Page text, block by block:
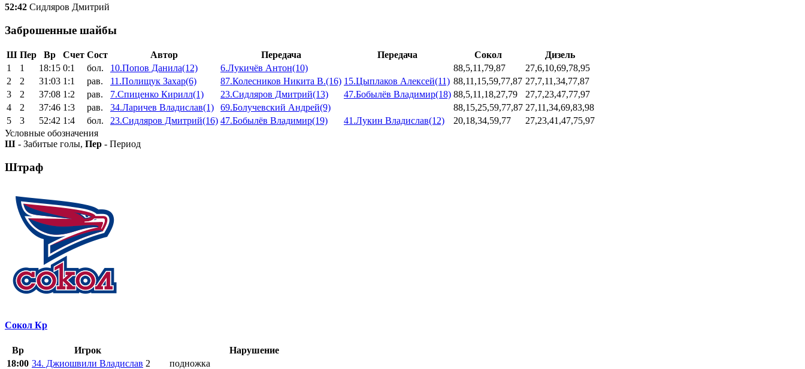
52:42 Сидляров Дмитрий
Заброшенные шайбы
Ш Пер Вр Счет Сост Автор Передача Передача Сокол
Дизель
1
1 18:15 0:1 бол. 10.Попов Данила(12) 6.Лукичёв Антон(10) 88,5,11,79,87
27,6,10,69,78,95
2
2 31:03 1:1 рав. 11.Полищук Захар(6) 87.Колесников Никита В.(16) 15.Цыплаков Алексей(11) 88,11,15,59,77,87 27,7,11,34,77,87
3
2 37:08 1:2 рав. 7.Спиценко Кирилл(1) 23.Сидляров Дмитрий(13) 47.Бобылёв Владимир(18) 88,5,11,18,27,79
27,7,23,47,77,97
4
2 37:46 1:3 рав. 34.Ларичев Владислав(1) 69.Болучевский Андрей(9) 88,15,25,59,77,87 27,11,34,69,83,98
5
3 52:42 1:4 бол. 23.Сидляров Дмитрий(16) 47.Бобылёв Владимир(19) 41.Лукин Владислав(12) 20,18,34,59,77
27,23,41,47,75,97
Условные обозначения
Ш - Забитые голы, Пер - Период
Штраф
Сокол Кр
Вр Игрок
Нарушение
18:00 34. Джиошвили Владислав 2 подножка